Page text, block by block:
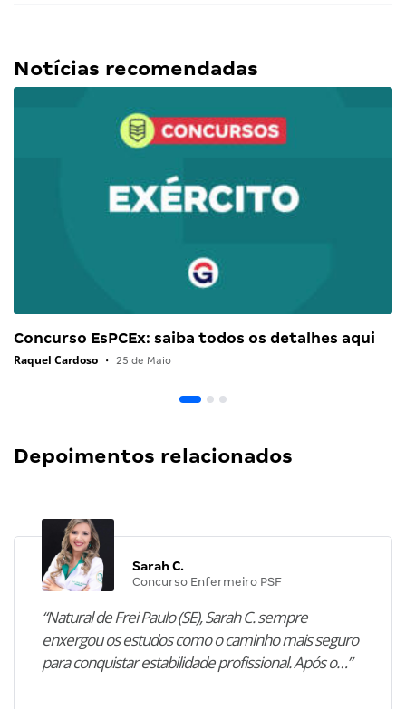
Notícias recomendadas
Concurso EsPCEx: saiba todos os detalhes aqui
Raquel Cardoso • 25 de Maio
Depoimentos relacionados
Sarah C.
Concurso Enfermeiro PSF
“Natural de Frei Paulo (SE), Sarah C. sempre
enxergou os estudos como o caminho mais seguro
para conquistar estabilidade profissional. Após o…”